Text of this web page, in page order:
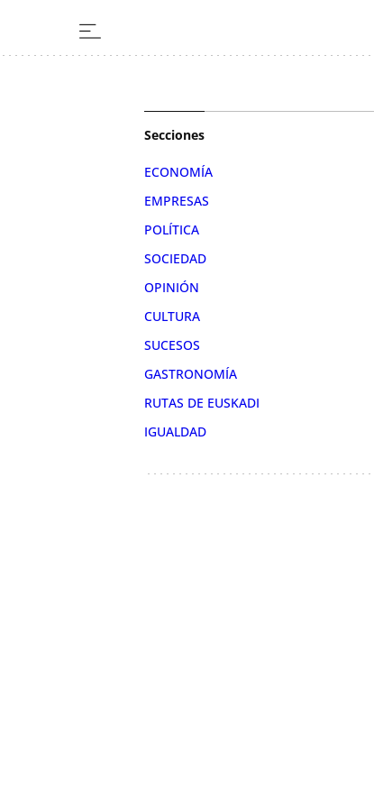
Secciones
ECONOMÍA
EMPRESAS
POLÍTICA
SOCIEDAD
OPINIÓN
CULTURA
SUCESOS
GASTRONOMÍA
RUTAS DE EUSKADI
IGUALDAD